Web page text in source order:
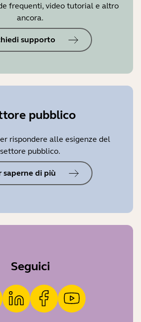
frequenti, video tutorial e altro
ancora.
supporto
pubblico
rispondere alle esigenze del
settore pubblico.
saperne di più
Seguici